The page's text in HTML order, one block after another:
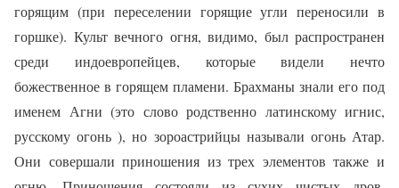
горящим (при переселении горящие угли переносили в
горшке). Культ вечного огня, видимо, был распространен
среди индоевропейцев, которые видели нечто
божественное в горящем пламени. Брахманы знали его под
именем Агни (это слово родственно латинскому игнис,
русскому огонь ), но зороастрийцы называли огонь Атар.
Они совершали приношения из трех элементов также и